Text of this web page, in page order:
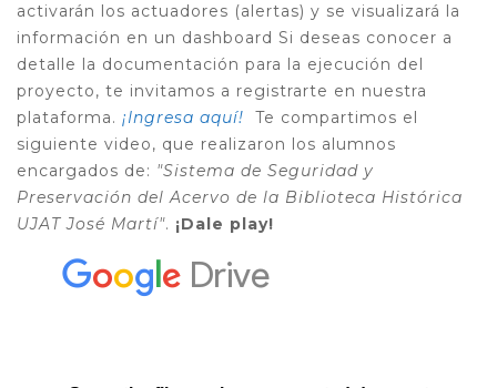
activarán los actuadores (alertas) y se visualizará la
información en un dashboard Si deseas conocer a
detalle la documentación para la ejecución del
proyecto, te invitamos a registrarte en nuestra
plataforma. ¡Ingresa aquí!
Te compartimos el
siguiente video, que realizaron los alumnos
encargados de: "Sistema de Seguridad y
Preservación del Acervo de la Biblioteca Histórica
UJAT José Martí". ¡Dale play!